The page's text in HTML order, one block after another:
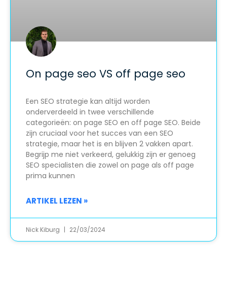
On page seo VS off page seo
Een SEO strategie kan altijd worden
onderverdeeld in twee verschillende
categorieën: on page SEO en off page SEO. Beide
zijn cruciaal voor het succes van een SEO
strategie, maar het is en blijven 2 vakken apart.
Begrijp me niet verkeerd, gelukkig zijn er genoeg
SEO specialisten die zowel on page als off page
prima kunnen
ARTIKEL LEZEN »
Nick Kiburg 22/03/2024